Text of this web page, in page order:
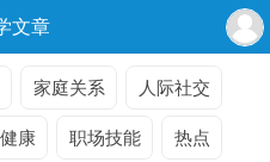
文章
家庭关系 人际社交
康 职场技能 热点